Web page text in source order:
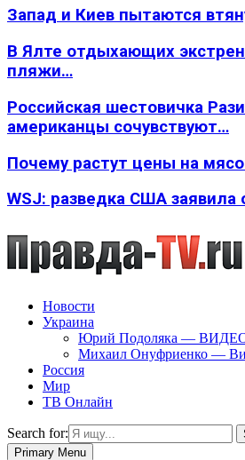
Запад и Киев пытаются
В Ялте отдыхающих
пляжи…
Российская шестовичка
американцы сочувствуют…
Почему растут цены на
WSJ: разведка США заявила
Новости
Украина
Юрий Подоляка —
Михаил Онуфриенко —
Россия
Мир
ТВ Онлайн
Search for:
Primary Menu